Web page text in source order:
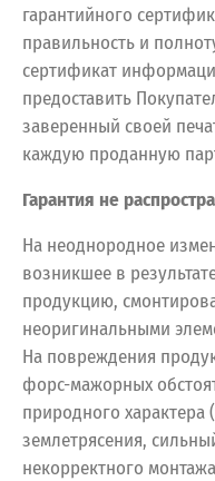
гарантийного
правильность и
сертификат
предоставить
заверенный своей
каждую проданную
Гарантия не
На неоднородное
возникшее в
продукцию,
неоригинальными
На повреждения
форс-мажорных
природного характера
землетрясения,
некорректного